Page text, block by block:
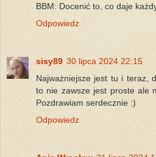
BBM: Docenić to, co daje
Odpowiedz
sisy89 30 lipca 2024 22:15
Najważniejsze jest tu i teraz,
to nie zawsze jest proste ale
Pozdrawiam serdecznie :)
Odpowiedz